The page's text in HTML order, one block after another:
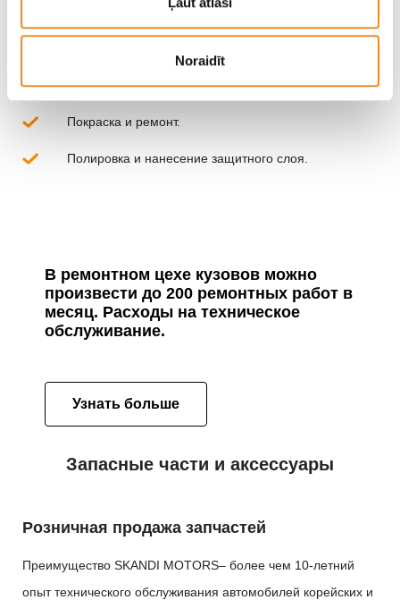
Noraidīt
Участок по ремонту кузовов
Покраска и ремонт.
Полировка и нанесение защитного слоя.
В ремонтном цехе кузовов можно
произвести до 200 ремонтных работ в
месяц. Расходы на техническое
обслуживание.
Узнать больше
Запасные части и аксессуары
Розничная продажа запчастей
Преимущество SKANDI MOTORS– более чем 10-летний
опыт технического обслуживания автомобилей корейских и